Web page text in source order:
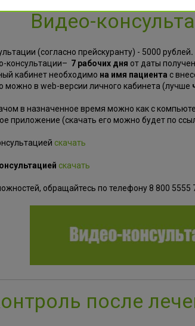
Видео-
(согласно прейскуранту) - 5000 рублей.
консультации– 7 рабочих дня от даты
кабинет необходимо на имя пациента с
можно в web-версии личного кабинета (лучше
в назначенное время можно как с
приложение (скачать его можно будет по
скачать
скачать
обращайтесь по телефону 8 800 5555
после